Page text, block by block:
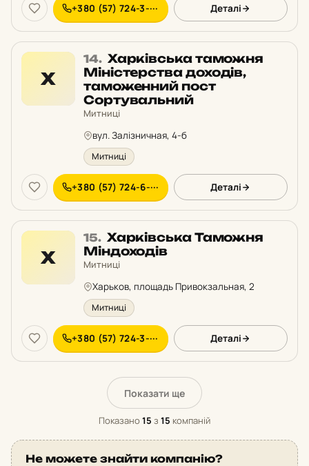
+380 (57) 724-3-··· Деталі
Х
14. Місце
14
у
рейтингу:
Харківська таможня
Міністерства доходів,
таможенний пост
Сортувальний
Митниці
вул. Залізничная, 4-б
Митниці
+380 (57) 724-6-··· Деталі
Х
15. Місце
15
у
Харківська Таможня
Міндоходів
Митниці
Харьков, площадь Привокзальная, 2
Митниці
+380 (57) 724-3-··· Деталі
Показати ще
Показано 15 з 15 компаній
Не можете знайти компанію?